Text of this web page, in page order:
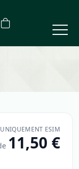
ESIM
11,50 €